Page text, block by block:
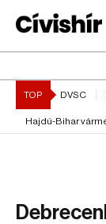
TOP DVSC
Hajdú-Bihar